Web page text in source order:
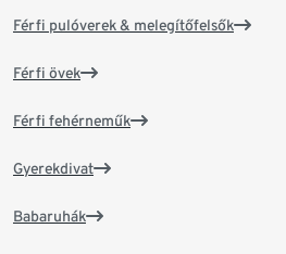
Férfi pulóverek & melegítőfelsők
Férfi övek
Férfi fehérneműk
Gyerekdivat
Babaruhák